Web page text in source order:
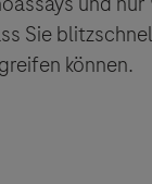
Sie
können.